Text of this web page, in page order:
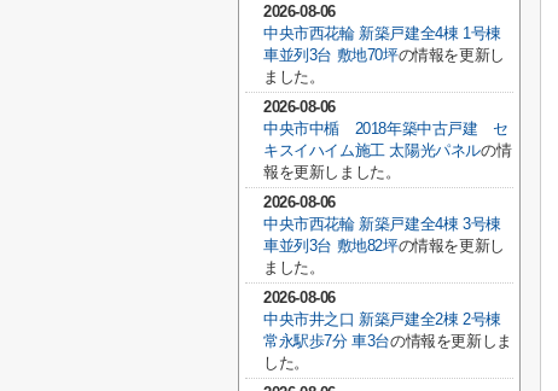
2026-08-06
中央市西花輪 新築戸建全4棟 1号棟
車並列3台 敷地70坪の情報を更新し
ました。
2026-08-06
中央市中楯 2018年築中古戸建 セ
キスイハイム施工 太陽光パネルの情
報を更新しました。
2026-08-06
中央市西花輪 新築戸建全4棟 3号棟
車並列3台 敷地82坪の情報を更新し
ました。
2026-08-06
中央市井之口 新築戸建全2棟 2号棟
常永駅歩7分 車3台の情報を更新しま
した。